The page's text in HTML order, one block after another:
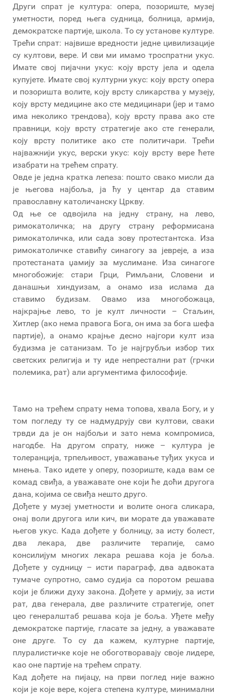
Други спрат је култура: опера, позориште, музеј
уметности, поред њега судница, болница, армија,
демократске партије, школа. То су установе културе.
Трећи спрат: највише вредности једне цивилизације
су култови, вере. И сви ми имамо троспратни укус.
Имате свој пијачни укус: коју врсту јела и одела
купујете. Имате свој културни укус: коју врсту опера
и позоришта волите, коју врсту сликарства у музеју,
коју врсту медицине ако сте медицинари (јер и тамо
има неколико трендова), коју врсту права ако сте
правници, коју врсту стратегије ако сте генерали,
коју врсту политике ако сте политичари. Трећи
најважнији укус, верски укус: коју врсту вере ћете
изабрати на трећем спрату.
Овде је једна кратка лепеза: пошто свако мисли да
је његова најбоља, ја ћу у центар да ставим
православну католичанску Цркву.
Од ње се одвојила на једну страну, на лево,
римокатоличка; на другу страну реформисана
римокатоличка, или сада зову протестантска. Иза
римокатоличке ставићу синагогу за јевреје, а иза
протестаната џамију за муслимане. Иза синагоге
многобожије: стари Грци, Римљани, Словени и
данашњи хиндуизам, а онамо иза ислама да
ставимо будизам. Овамо иза многобожаца,
најкрајње лево, то је култ личности – Стаљин,
Хитлер (ако нема правога Бога, он има за бога шефа
партије), а онамо крајње десно најгори култ иза
будизма је сатанизам. То је најгрубљи избор тих
светских религија и ту иде непрестални рат (грчки
полемика, рат) али аргументима философије.
Тамо на трећем спрату нема топова, хвала Богу, и у
том погледу ту се надмудрују сви култови, сваки
трвди да је он најбољи и зато нема компромиса,
нагодбе. На другом спрату, ниже – култура је
толеранција, трпељивост, уважавање туђих укуса и
мнења. Тако идете у оперу, позориште, када вам се
комад свиђа, а уважавате оне који ће доћи другога
дана, којима се свиђа нешто друго.
Дођете у музеј уметности и волите онога сликара,
онај воли другога или кич, ви морате да уважавате
његов укус. Када дођете у болницу, за исту болест,
два лекара, две различите терапије, само
консилијум многих лекара решава која је боља.
Дођете у судницу – исти параграф, два адвоката
тумаче супротно, само судија са поротом решава
који је ближи духу закона. Дођете у армију, за исти
рат, два генерала, две различите стратегије, опет
цео генералштаб решава која је боља. Уђете међу
демократске партије, гласате за једну, а уважавате
оне друге. То су да кажем, културне партије,
плуралистичке које не обоготворавају своје лидере,
као оне партије на трећем спрату.
Кад дођете на пијацу, на први поглед није важно
који је које вере, којега степена културе, минимални